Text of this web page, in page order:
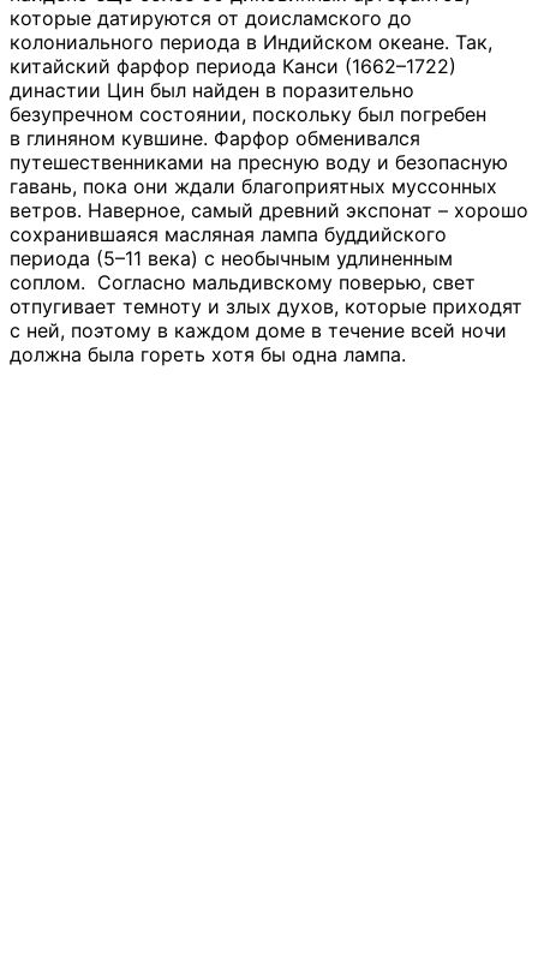
которые датируются от доисламского до
колониального периода в Индийском океане. Так,
китайский фарфор периода Канси (1662–1722)
династии Цин был найден в поразительно
безупречном состоянии, поскольку был погребен
в глиняном кувшине. Фарфор обменивался
путешественниками на пресную воду и безопасную
гавань, пока они ждали благоприятных муссонных
ветров. Наверное, самый древний экспонат – хорошо
сохранившаяся масляная лампа буддийского
периода (5–11 века) с необычным удлиненным
соплом. Согласно мальдивскому поверью, свет
отпугивает темноту и злых духов, которые приходят
с ней, поэтому в каждом доме в течение всей ночи
должна была гореть хотя бы одна лампа.